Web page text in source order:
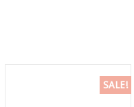
SALE!